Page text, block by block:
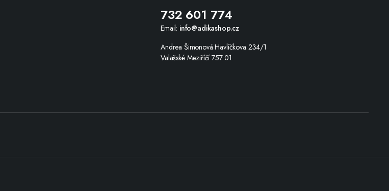
732 601 774
Email: info@adikashop.cz
Andrea Šimonová Havlíčkova 234/1
Valašské Meziříčí 757 01